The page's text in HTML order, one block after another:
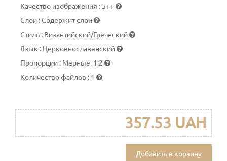
Качество изображения : 5++
Слои :Содержит слои
Стиль : Византийский/Греческий
Язык : Церковнославянский
Пропорции : Мерные, 1:2
Количество файлов : 1
357.53 UAH
Добавить в корзину